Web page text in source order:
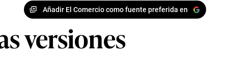
Añadir El Comercio como fuente preferida en
versiones